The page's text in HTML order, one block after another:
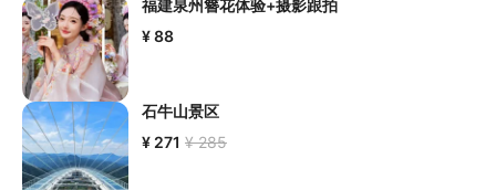
福建泉州簪花体验+摄影跟拍
¥ 88
石牛山景区
¥ 271 ¥ 285